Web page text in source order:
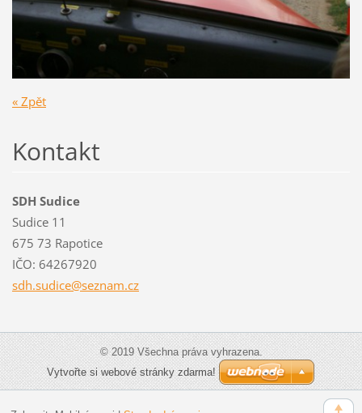
« Zpět
Kontakt
SDH Sudice
Sudice 11
675 73 Rapotice
IČO: 64267920
sdh.sudice@seznam.cz
© 2019 Všechna práva vyhrazena.
Vytvořte si webové stránky zdarma!